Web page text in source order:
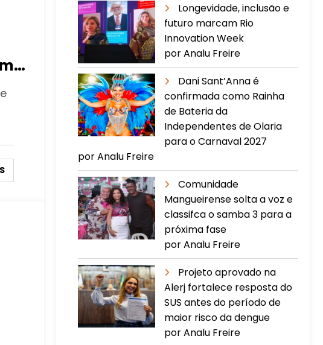
Longevidade, inclusão e
futuro marcam Rio
Innovation Week
por Analu Freire
Dani Sant’Anna é
confirmada como Rainha
de Bateria da
Independentes de Olaria
para o Carnaval 2027
por Analu Freire
Comunidade
Mangueirense solta a voz e
classifca o samba 3 para a
próxima fase
por Analu Freire
Projeto aprovado na
Alerj fortalece resposta do
SUS antes do período de
maior risco da dengue
por Analu Freire